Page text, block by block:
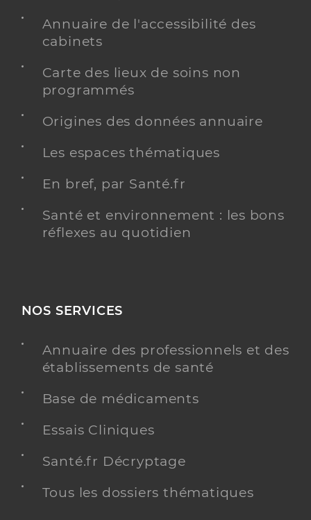
Annuaire de l'accessibilité des
cabinets
Carte des lieux de soins non
programmés
Origines des données annuaire
Les espaces thématiques
En bref, par Santé.fr
Santé et environnement : les bons
réflexes au quotidien
NOS SERVICES
Annuaire des professionnels et des
établissements de santé
Base de médicaments
Essais Cliniques
Santé.fr Décryptage
Tous les dossiers thématiques